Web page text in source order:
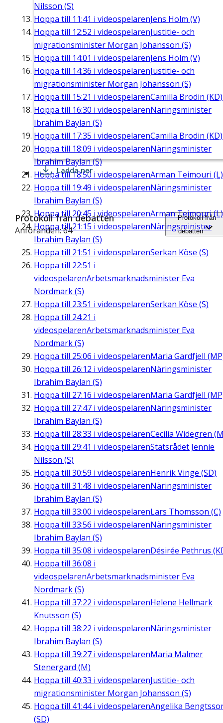
Nilsson (S)
Hoppa till 11:41 i videospelarenJens Holm (V)
Hoppa till 12:52 i videospelarenJustitie- och
migrationsminister Morgan Johansson (S)
Hoppa till 14:01 i videospelarenJens Holm (V)
Hoppa till 14:36 i videospelarenJustitie- och
migrationsminister Morgan Johansson (S)
Hoppa till 15:21 i videospelarenCamilla Brodin (KD)
Hoppa till 16:30 i videospelarenNäringsminister
Ibrahim Baylan (S)
Hoppa till 17:35 i videospelarenCamilla Brodin (KD)
Hoppa till 18:09 i videospelarenNäringsminister
Ibrahim Baylan (S)
Hoppa till18:50 i videospelarenArman Teimouri (L)
Hoppa till 19:49 i videospelarenNäringsminister
Ibrahim Baylan (S)
Hoppa till 20:45 i videospelarenArman Teimouri (L)
Hoppa till21:15 i videospelarenNäringsminister
Ibrahim Baylan (S)
Hoppa till 21:51 i videospelarenSerkan Köse (S)
Hoppa till 22:51 i
videospelarenArbetsmarknadsminister Eva
Nordmark (S)
Hoppa till 23:51 i videospelarenSerkan Köse (S)
Hoppa till 24:21 i
videospelarenArbetsmarknadsminister Eva
Nordmark (S)
Hoppa till 25:06 i videospelarenMaria Gardfjell
Hoppa till 26:12 i videospelarenNäringsminister
Ibrahim Baylan (S)
Hoppa till 27:16 i videospelarenMaria Gardfjell
Hoppa till 27:47 i videospelarenNäringsminister
Ibrahim Baylan (S)
Hoppa till 28:33 i videospelarenCecilia Widegren
Hoppa till 29:41 i videospelarenStatsrådet Jennie
Nilsson (S)
Hoppa till 30:59 i videospelarenHenrik Vinge (SD)
Hoppa till 31:48 i videospelarenNäringsminister
Ibrahim Baylan (S)
Hoppa till 33:00 i videospelarenLars Thomsson (C)
Hoppa till 33:56 i videospelarenNäringsminister
Ibrahim Baylan (S)
Hoppa till 35:08 i videospelarenDésirée Pethrus
Hoppa till 36:08 i
videospelarenArbetsmarknadsminister Eva
Nordmark (S)
Hoppa till 37:22 i videospelarenHelene Hellmark
Knutsson (S)
Hoppa till 38:22 i videospelarenNäringsminister
Ibrahim Baylan (S)
Hoppa till 39:27 i videospelarenMaria Malmer
Stenergard (M)
Hoppa till 40:33 i videospelarenJustitie- och
migrationsminister Morgan Johansson (S)
Hoppa till 41:44i videospelarenAngelika
(SD)
Ladda ner
Protokoll från debatten
Anföranden: 64
Protokoll från
debatten